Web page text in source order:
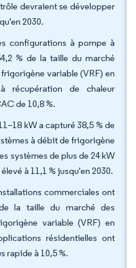
devraient se développer
2030.
configurations à pompe à
% de la taille du marché
variable (VRF) en
récupération de chaleur
de 10,8 %.
kW a capturé 38,5 % de
à débit de frigorigène
systèmes de plus de 24 kW
à 11,1 % jusqu'en 2030.
commerciales ont
la taille du marché des
variable (VRF) en
résidentielles ont
rapide à 10,5 %.